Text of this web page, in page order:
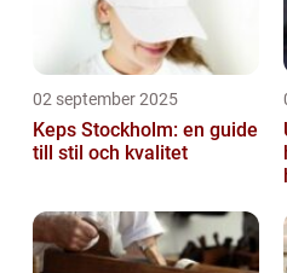
02 september 2025
Keps Stockholm: en guide
till stil och kvalitet